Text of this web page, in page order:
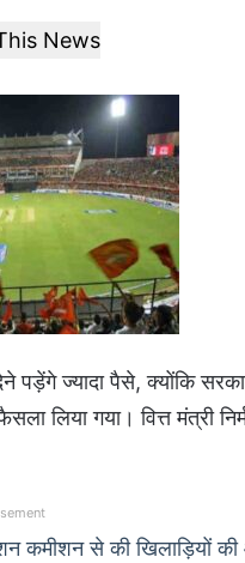
News
ज्यादा पैसे, क्योंकि
लिया गया। वित्त मंत्री
कमीशन से की खिलाड़ियों